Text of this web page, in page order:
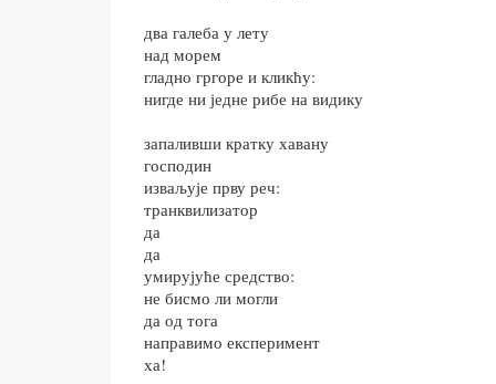
два галеба у лету
над морем
гладно гргоре и кликћу:
нигде ни једне рибе на видику
запаливши кратку хавану
господин
изваљује прву реч:
транквилизатор
да
да
умирујуће средство:
не бисмо ли могли
да од тога
направимо експеримент
ха!